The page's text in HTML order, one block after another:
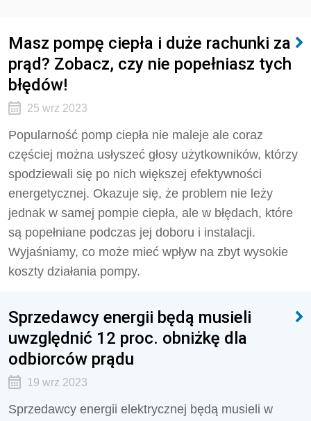
Masz pompę ciepła i duże rachunki za
prąd? Zobacz, czy nie popełniasz tych
błędów!
25 wrz 2023
Popularność pomp ciepła nie maleje ale coraz
częściej można usłyszeć głosy użytkowników, którzy
spodziewali się po nich większej efektywności
energetycznej. Okazuje się, że problem nie leży
jednak w samej pompie ciepła, ale w błędach, które
są popełniane podczas jej doboru i instalacji.
Wyjaśniamy, co może mieć wpływ na zbyt wysokie
koszty działania pompy.
Sprzedawcy energii będą musieli
uwzględnić 12 proc. obniżkę dla
odbiorców prądu
19 wrz 2023
Sprzedawcy energii elektrycznej będą musieli w